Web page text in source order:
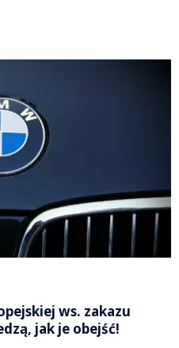
ws. zakazu
jak je obejść!